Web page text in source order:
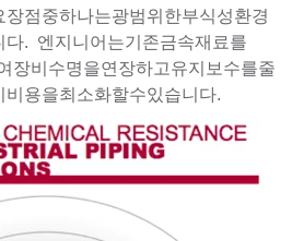
점중하나는광범위한부식성환경
다. 엔지니어는기존금속재료를
장비수명을연장하고유지보수를줄
용을최소화할수있습니다.